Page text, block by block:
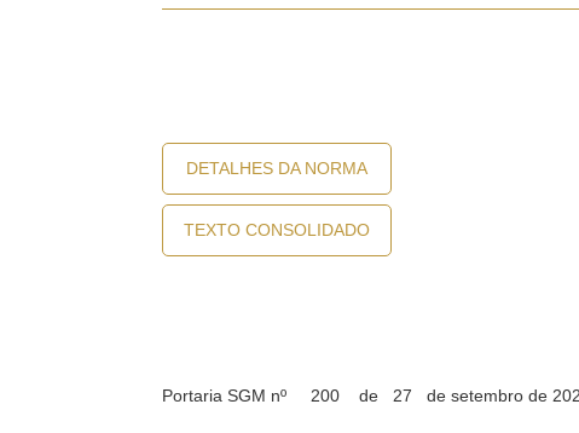
DETALHES DA NORMA
TEXTO CONSOLIDADO
Portaria SGM nº 200 de 27 de setembro de